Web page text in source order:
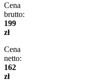
Cena
brutto:
199
zł
Cena
netto:
162
zł